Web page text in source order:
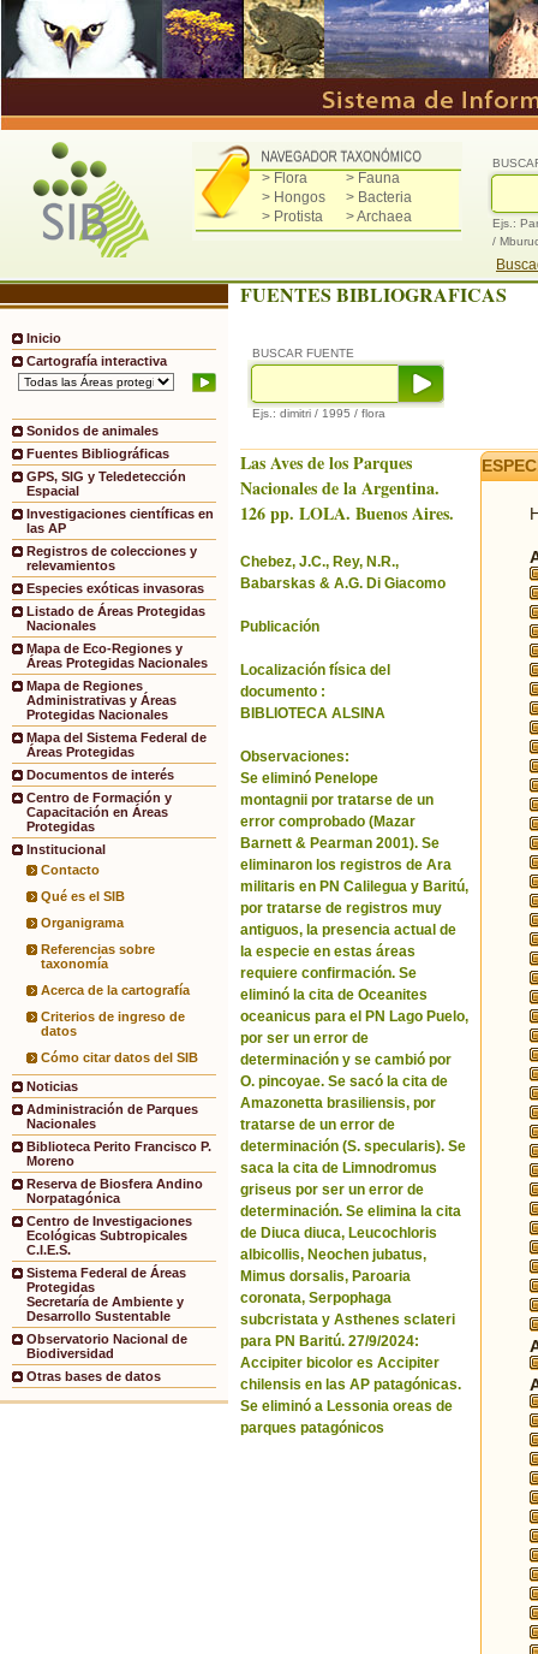
> Flora
> Fauna
> Hongos
> Bacteria
> Protista
> Archaea
Ejs.:
/
Inicio
Cartografía interactiva
Sonidos de animales
Fuentes Bibliográficas
GPS, SIG y Teledetección
Espacial
Investigaciones científicas en
las AP
Registros de colecciones y
relevamientos
Especies exóticas invasoras
Listado de Áreas Protegidas
Nacionales
Mapa de Eco-Regiones y
Áreas Protegidas Nacionales
Mapa de Regiones
Administrativas y Áreas
Protegidas Nacionales
Mapa del Sistema Federal de
Áreas Protegidas
Documentos de interés
Centro de Formación y
Capacitación en Áreas
Protegidas
Institucional
Contacto
Qué es el SIB
Organigrama
Referencias sobre
taxonomía
Acerca de la cartografía
Criterios de ingreso de
datos
Cómo citar datos del SIB
Noticias
Administración de Parques
Nacionales
Biblioteca Perito Francisco P.
Moreno
Reserva de Biosfera Andino
Norpatagónica
Centro de Investigaciones
Ecológicas Subtropicales
C.I.E.S.
Sistema Federal de Áreas
Protegidas
Secretaría de Ambiente y
Desarrollo Sustentable
Observatorio Nacional de
Biodiversidad
Otras bases de datos
FUENTES BIBLIOGRAFICAS
BUSCAR FUENTE
Ejs.: dimitri / 1995 / flora
Las Aves de los Parques
Nacionales de la Argentina.
126 pp. LOLA. Buenos Aires.
Chebez, J.C., Rey, N.R.,
Babarskas & A.G. Di Giacomo
Publicación
Localización física del
documento :
BIBLIOTECA ALSINA
Observaciones:
Se eliminó Penelope
montagnii por tratarse de un
error comprobado (Mazar
Barnett & Pearman 2001). Se
eliminaron los registros de Ara
militaris en PN Calilegua y Baritú,
por tratarse de registros muy
antiguos, la presencia actual de
la especie en estas áreas
requiere confirmación. Se
eliminó la cita de Oceanites
oceanicus para el PN Lago Puelo,
por ser un error de
determinación y se cambió por
O. pincoyae. Se sacó la cita de
Amazonetta brasiliensis, por
tratarse de un error de
determinación (S. specularis). Se
saca la cita de Limnodromus
griseus por ser un error de
determinación. Se elimina la cita
de Diuca diuca, Leucochloris
albicollis, Neochen jubatus,
Mimus dorsalis, Paroaria
coronata, Serpophaga
subcristata y Asthenes sclateri
para PN Baritú. 27/9/2024:
Accipiter bicolor es Accipiter
chilensis en las AP patagónicas.
Se eliminó a Lessonia oreas de
parques patagónicos